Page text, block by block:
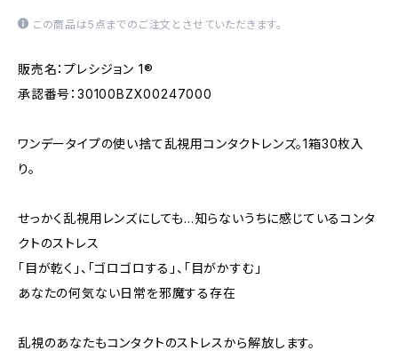
この商品は5点までのご注文とさせていただきます。
販売名：プレシジョン 1®
承認番号：30100BZX00247000
ワンデータイプの使い捨て乱視用コンタクトレンズ。1箱30枚入
り。
せっかく乱視用レンズにしても...知らないうちに感じているコンタ
クトのストレス
「目が乾く」、「ゴロゴロする」、「目がかすむ」
あなたの何気ない日常を邪魔する存在
乱視のあなたもコンタクトのストレスから解放します。